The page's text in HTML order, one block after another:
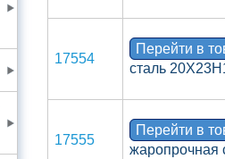
17554
Перейти в
сталь
17555
Перейти в
жаропрочная